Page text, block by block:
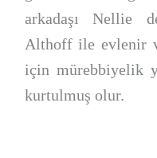
arkadaşı Nellie
Althoff ile evlenir
için mürebbiyelik
kurtulmuş olur.